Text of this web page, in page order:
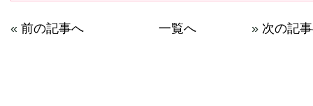
« 前の記事へ 一覧へ » 次の記